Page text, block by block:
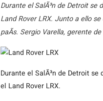
Durante el SalÃ³n de Detroit se
Land Rover LRX. Junto a ello
paÃ­s. Sergio Varella, gerente
Durante el SalÃ³n de Detroit se
el Land Rover LRX.